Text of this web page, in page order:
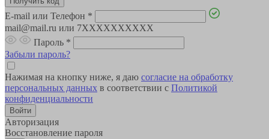
E-mail или Телефон *
mail@mail.ru или 7XXXXXXXXXX
Пароль *
Забыли пароль?
Нажимая на кнопку ниже, я даю согласие на обработку
персональных данных в соответствии с Политикой
конфиденциальности
Авторизация
Восстановление пароля